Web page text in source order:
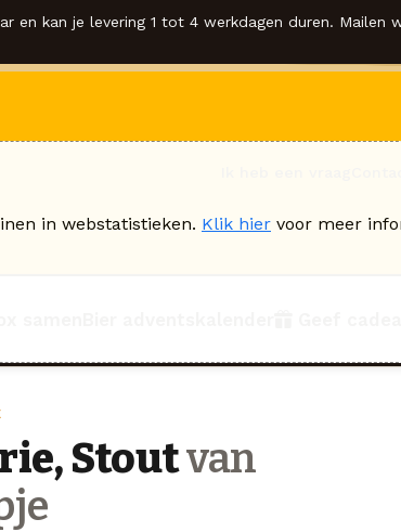
en kan je levering 1 tot 4 werkdagen duren. Mailen
samen
Stoutvan
in webstatistieken. Klik hier voor meer